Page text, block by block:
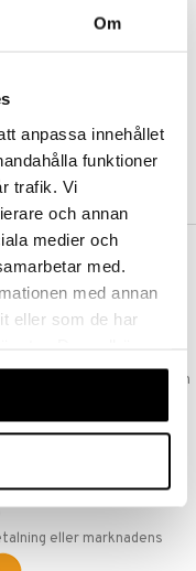
Om
anpassa innehållet
funktioner
trafik. Vi
och annan
medier och
med.
med annan
eller som de har
av vår webbplats.
fraktfri leverans bestäms
Läs mer här »
skickas normalt ut från
vi är godkända av
eller marknadens